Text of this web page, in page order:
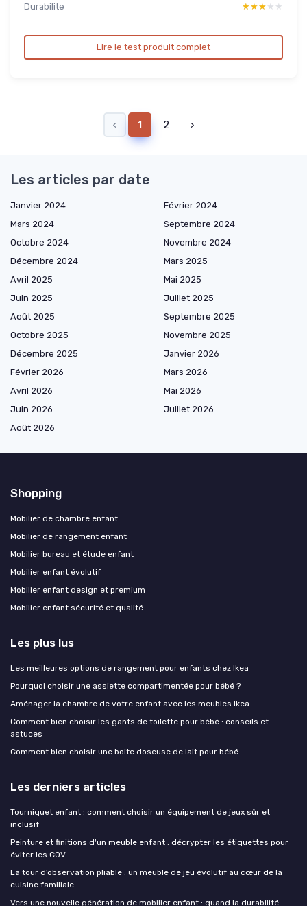
Durabilite
★★★★★
★★★★★
Lire le test produit complet
‹ 1 2 ›
Les articles par date
Janvier 2024
Février 2024
Mars 2024
Septembre 2024
Octobre 2024
Novembre 2024
Décembre 2024
Mars 2025
Avril 2025
Mai 2025
Juin 2025
Juillet 2025
Août 2025
Septembre 2025
Octobre 2025
Novembre 2025
Décembre 2025
Janvier 2026
Février 2026
Mars 2026
Avril 2026
Mai 2026
Juin 2026
Juillet 2026
Août 2026
Shopping
Mobilier de chambre enfant
Mobilier de rangement enfant
Mobilier bureau et étude enfant
Mobilier enfant évolutif
Mobilier enfant design et premium
Mobilier enfant sécurité et qualité
Les plus lus
Les meilleures options de rangement pour enfants chez Ikea
Pourquoi choisir une assiette compartimentée pour bébé ?
Aménager la chambre de votre enfant avec les meubles Ikea
Comment bien choisir les gants de toilette pour bébé : conseils et
astuces
Comment bien choisir une boite doseuse de lait pour bébé
Les derniers articles
Tourniquet enfant : comment choisir un équipement de jeux sûr et
inclusif
Peinture et finitions d'un meuble enfant : décrypter les étiquettes pour
éviter les COV
La tour d’observation pliable : un meuble de jeu évolutif au cœur de la
cuisine familiale
Vers une nouvelle génération de mobilier enfant : quand la durabilité